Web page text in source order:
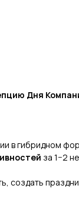
Дня
в гибридном
за 1−2
создать